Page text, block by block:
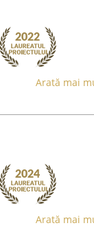
Arată mai
Arată mai